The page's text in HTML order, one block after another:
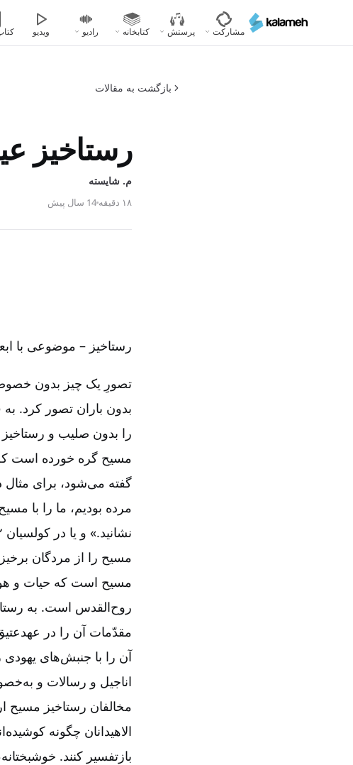
محتوای
مشارکت پرستش کتابخانه رادیو ویدیو
بازگشت به مقالات
رستاخیز
م. شایسته
۱۸ دقیقه 14 سال پیش
رستاخیز – موضوعی با
تصورِ یک چیز بدون
بدون باران تصور کرد.
را بدون صلیب و
مسیح گره خورده است که
مرده بودیم، ما را با
مسیح را از مردگان
مسیح است که حیات و
روح‌‌القدس است. به
مقدّمات آن را در
آن را با جنبش‌‌های
اناجیل و رسالات و
مخالفان رستاخیز مسیح
الاهیدانان چگونه
بازتفسیر کنند.